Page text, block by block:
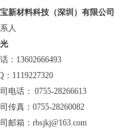
新材料科技（深圳）有限公司
人
：13602666493
：1119227320
电话： 0755-28266613
传真：0755-28260082
邮箱：rbsjkj@163.com